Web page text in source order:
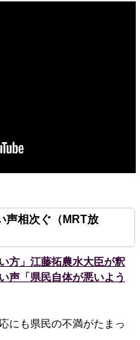
相次ぐ（MRT放
方」江藤拓農水大臣が釈
声「県民自体が悪いよう
にも県民の不満がたまっ